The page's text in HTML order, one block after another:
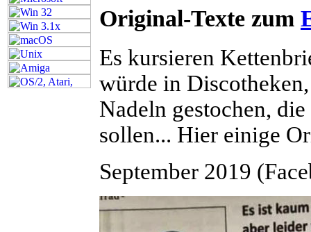
Original-Texte zum
Es kursieren
würde in
Nadeln gestochen,
sollen... Hier einige
September 2019